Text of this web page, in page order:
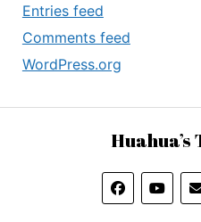
Entries feed
Comments feed
WordPress.org
Huahua’s